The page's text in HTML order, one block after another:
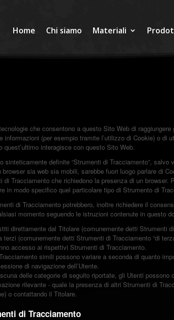
Home Chi siamo Materiali
che consentono a questo Sito Web di
(per esempio tramite l’utilizzo di Cookie) o di
interagisce con questo Sito Web.
definite “Strumenti di Tracciamento”, salvo
sia web sia mobili, sarebbe fuori luogo parlare di
Tracciamento che richiedono la presenza di un browser.
in modo specifico quel particolare tipo di Strumento di
di Tracciamento potrebbero, inoltre richiedere il
momento seguendo le istruzioni contenute in questo
direttamente dal Titolare (comunemente detti Strumenti
(comunemente detti Strumenti di Tracciamento “di
accesso ai rispettivi Strumenti di Tracciamento.
simili possono variare a seconda di quanto
di navigazione dell’Utente.
delle categorie di seguito riportate, gli Utenti possono
rilevante - quale la presenza di altri Strumenti di
o contattando il Titolare.
di Tracciamento